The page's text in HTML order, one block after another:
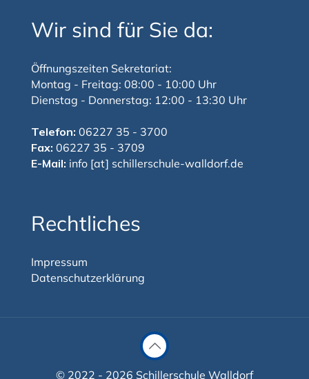
Wir sind für Sie da:
Öffnungszeiten Sekretariat:
Montag - Freitag: 08:00 - 10:00 Uhr
Dienstag - Donnerstag: 12:00 - 13:30 Uhr
Telefon: 06227 35 - 3700
Fax: 06227 35 - 3709
E-Mail: info [at] schillerschule-walldorf.de
Rechtliches
Impressum
Datenschutzerklärung
© 2022 - 2026 Schillerschule Walldorf